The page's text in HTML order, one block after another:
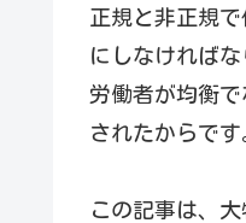
正規と非正規
にしなければな
労働者が均衡で
されたからです
この記事は、